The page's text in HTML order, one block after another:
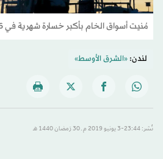
مُنيت أسواق الخام بأكبر خسارة شهرية في 6 أشهر في مايو (رويترز)
لندن:«الشرق الأوسط»
نُشر: 23:44-3 يونيو 2019 م ـ 30 رَمضان 1440 هـ